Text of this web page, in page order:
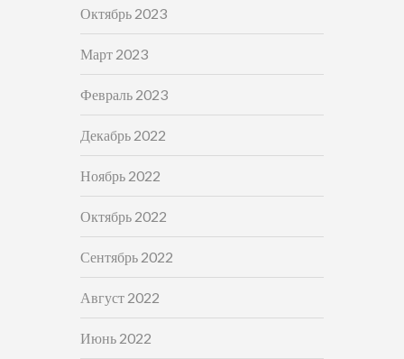
Октябрь 2023
Март 2023
Февраль 2023
Декабрь 2022
Ноябрь 2022
Октябрь 2022
Сентябрь 2022
Август 2022
Июнь 2022